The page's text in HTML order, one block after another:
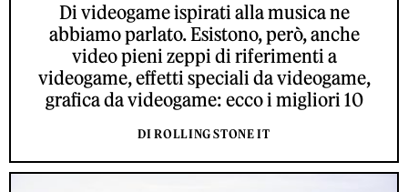
Di videogame ispirati alla musica ne
abbiamo parlato. Esistono, però, anche
video pieni zeppi di riferimenti a
videogame, effetti speciali da videogame,
grafica da videogame: ecco i migliori 10
DI ROLLING STONE IT